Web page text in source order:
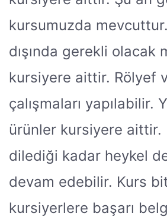
kursumuzda
dışında gerekli olacak
kursiyere aittir. Rölyef
çalışmaları yapılabilir.
ürünler kursiyere aittir.
dilediği kadar heykel
devam edebilir. Kurs
kursiyerlere başarı